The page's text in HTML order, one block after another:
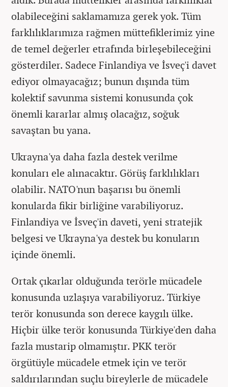
olabileceğini saklamamıza gerek yok. Tüm
farklılıklarımıza rağmen müttefiklerimiz yine
de temel değerler etrafında birleşebileceğini
gösterdiler. Sadece Finlandiya ve İsveç'i davet
ediyor olmayacağız; bunun dışında tüm
kolektif savunma sistemi konusunda çok
önemli kararlar almış olacağız, soğuk
savaştan bu yana.
Ukrayna'ya daha fazla destek verilme
konuları ele alınacaktır. Görüş farklılıkları
olabilir. NATO'nun başarısı bu önemli
konularda fikir birliğine varabiliyoruz.
Finlandiya ve İsveç'in daveti, yeni stratejik
belgesi ve Ukrayna'ya destek bu konuların
içinde önemli.
Ortak çıkarlar olduğunda terörle mücadele
konusunda uzlaşıya varabiliyoruz. Türkiye
terör konusunda son derece kaygılı ülke.
Hiçbir ülke terör konusunda Türkiye'den daha
fazla mustarip olmamıştır. PKK terör
örgütüyle mücadele etmek için ve terör
saldırılarından suçlu bireylerle de mücadele